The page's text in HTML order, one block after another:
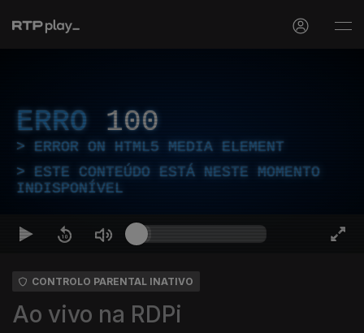
ERRO 100
ERROR ON HTML5 MEDIA ELEMENT
ESTE CONTEÚDO ESTÁ NESTE MOMENTO
INDISPONÍVEL
CONTROLO PARENTAL INATIVO
Ao vivo na RDPi